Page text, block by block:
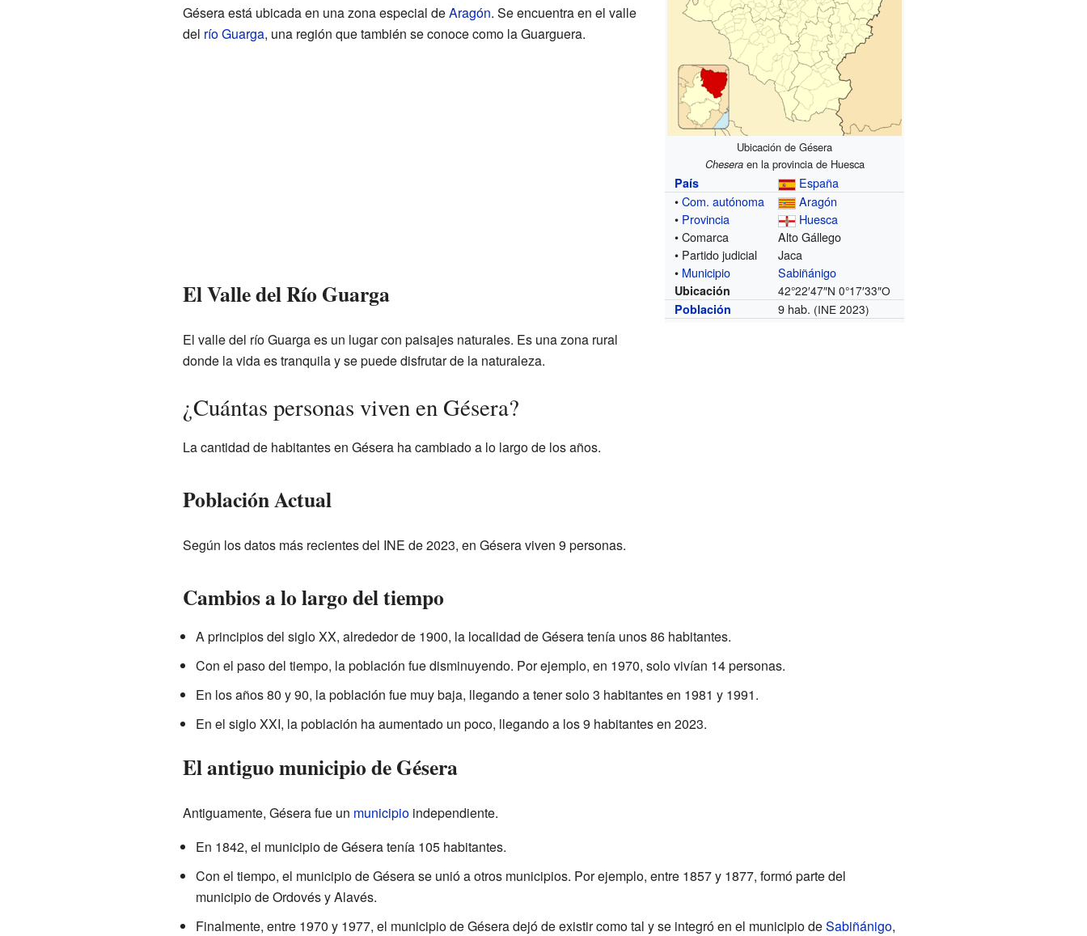
Ubicación de Gésera
Cheseraen la provincia de Huesca
País
España
•Com. autónoma
Aragón
• Provincia
Huesca
• Comarca
Alto Gállego
• Partido judicial
Jaca
• Municipio Sabiñánigo
Ubicación 42°22′47″N 0°17′33″O
Población
9 hab. (INE 2023)
Gésera está ubicada en una zona especial deAragón. Se encuentra en el valle
del río Guarga, una región que también se conoce como la Guarguera.
El Valle del Río Guarga
El valle del río Guarga es un lugar con paisajes naturales. Es una zona rural
donde la vida es tranquila y se puede disfrutar de la naturaleza.
¿Cuántas personas viven en Gésera?
La cantidad de habitantes en Gésera ha cambiado a lo largo de los años.
Población Actual
Según los datos más recientes del INE de 2023, en Gésera viven 9 personas.
Cambios a lo largo del tiempo
A principios del siglo XX, alrededor de 1900, la localidad de Gésera tenía unos 86 habitantes.
Con el paso del tiempo, la población fue disminuyendo. Por ejemplo, en 1970, solo vivían 14 personas.
En los años 80 y 90, la población fue muy baja, llegando a tener solo 3 habitantes en 1981 y 1991.
En el siglo XXI, la población ha aumentado un poco, llegando a los 9 habitantes en 2023.
El antiguo municipio de Gésera
Antiguamente, Gésera fue un municipioindependiente.
En 1842, el municipio de Gésera tenía 105 habitantes.
Con el tiempo, el municipio de Gésera se unió a otros municipios. Por ejemplo, entre 1857 y 1877, formó parte del
municipio de Ordovés y Alavés.
Finalmente, entre 1970 y 1977, el municipio de Gésera dejó de existir como tal y se integró en el municipio deSabiñánigo,